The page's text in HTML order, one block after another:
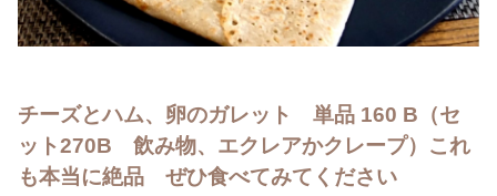
チーズとハム、卵のガレット 単品 160 B（セ
ット270B 飲み物、エクレアかクレープ）これ
も本当に絶品 ぜひ食べてみてください